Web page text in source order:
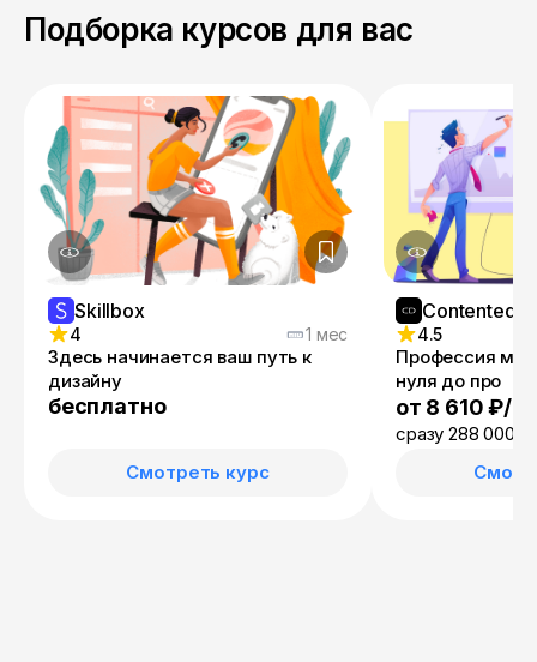
Подборка курсов для вас
Skillbox
4 1 мес
Здесь начинается ваш путь к
дизайну
бесплатно
Смотреть курс
Contented
4.5
Профессия
нуля до про
от 8 610 ₽/
сразу 288 000 ₽